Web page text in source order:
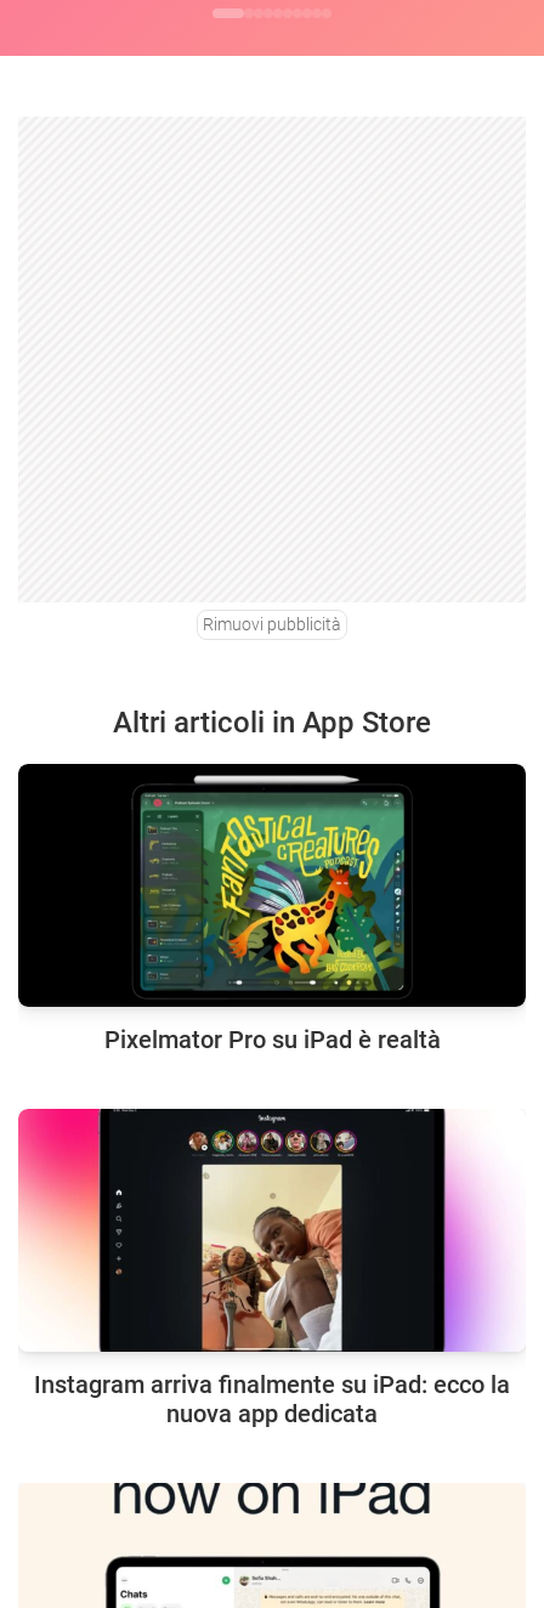
Rimuovi pubblicità
Altri articoli in App Store
Pixelmator Pro su iPad è realtà
Instagram arriva finalmente su iPad: ecco la
nuova app dedicata